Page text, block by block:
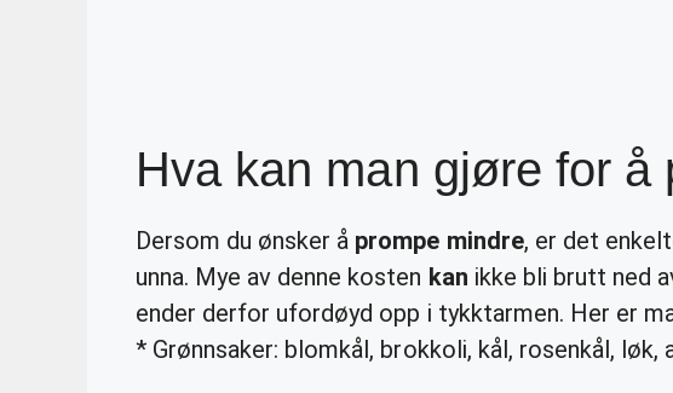
Hva kan man gjøre for å
Dersom du ønsker å prompe mindre, er det
unna. Mye av denne kosten kan ikke bli brutt ned
ender derfor ufordøyd opp i tykktarmen. Her er
* Grønnsaker: blomkål, brokkoli, kål, rosenkål, løk,